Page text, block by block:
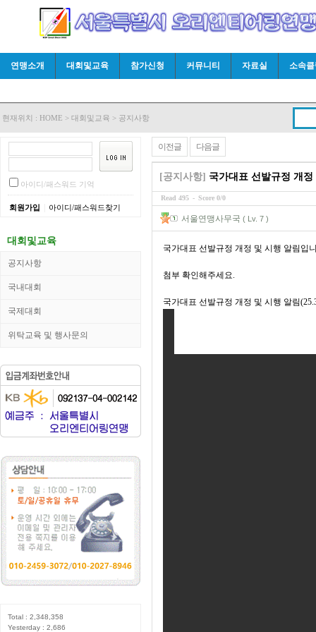
연맹소개 대회및교육 참가신청 커뮤니티 자료실 소속
현재위치 : HOME > 대회및교육 > 공지사항
아이디/패스워드 기억
회원가입 아이디/패스워드찾기
대회및교육
공지사항
국내대회
국제대회
위탁교육 및 행사문의
Total : 2,348,358
Yesterday : 2,686
이전글 다음글
[공지사항] 국가대표 선발규정 개
Read 495 - Score 0/0
서울연맹사무국 ( Lv. 7 )
국가대표 선발규정 개정 및 시행 알림입
첨부 확인해주세요.
국가대표 선발규정 개정 및 시행 알림